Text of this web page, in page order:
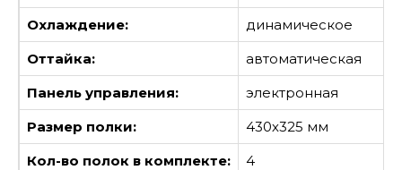
Охлаждение:
динамическое
Оттайка:
автоматическая
Панель управления:
электронная
Размер полки:
430х325 мм
Кол-во полок в комплекте:
4